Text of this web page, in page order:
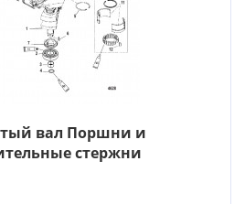
вал Поршни и
стержни